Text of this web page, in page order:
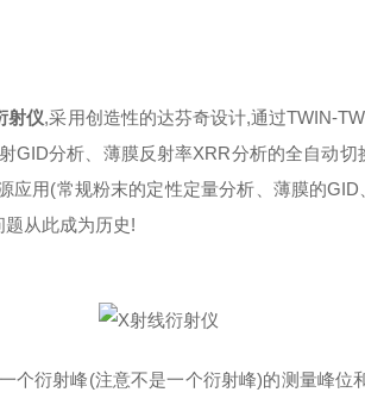
射仪,采用创造性的达芬奇设计,通过TWIN-
GID分析、薄膜反射率XRR分析的全自动
应用(常规粉末的定性定量分析、薄膜的
从此成为历史!
个衍射峰(注意不是一个衍射峰)的测量峰位